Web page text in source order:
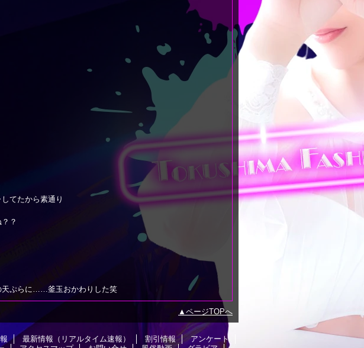
てたから素通り
？
天ぷらに……釜玉おかわりした笑
ページTOPへ
最新情報（リアルタイム速報） 割引情報
アンケート